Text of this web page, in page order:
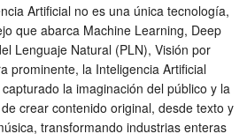
Artificial no es una única tecnología,
que abarca Machine Learning, Deep
Lenguaje Natural (PLN), Visión por
prominente, la Inteligencia Artificial
la imaginación del público y la
crear contenido original, desde texto y
transformando industrias enteras